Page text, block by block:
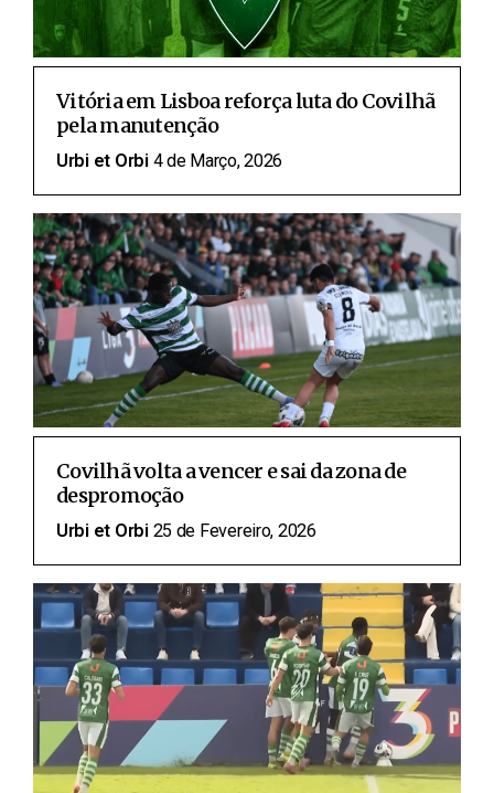
Vitória em Lisboa reforça luta do Covilhã
pela manutenção
Urbi et Orbi 4 de Março, 2026
Covilhã volta a vencer e sai da zona de
despromoção
Urbi et Orbi 25 de Fevereiro, 2026